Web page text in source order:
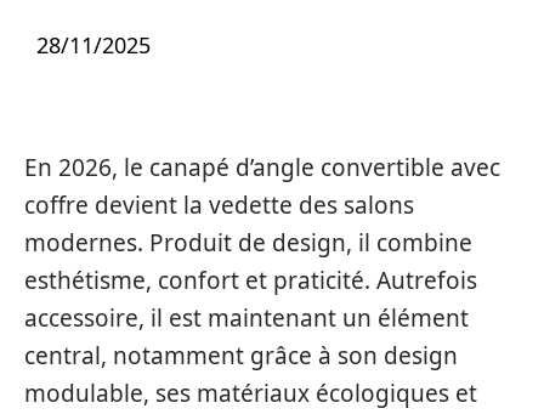
28/11/2025
En 2026, le canapé d’angle convertible avec
coffre devient la vedette des salons
modernes. Produit de design, il combine
esthétisme, confort et praticité. Autrefois
accessoire, il est maintenant un élément
central, notamment grâce à son design
modulable, ses matériaux écologiques et